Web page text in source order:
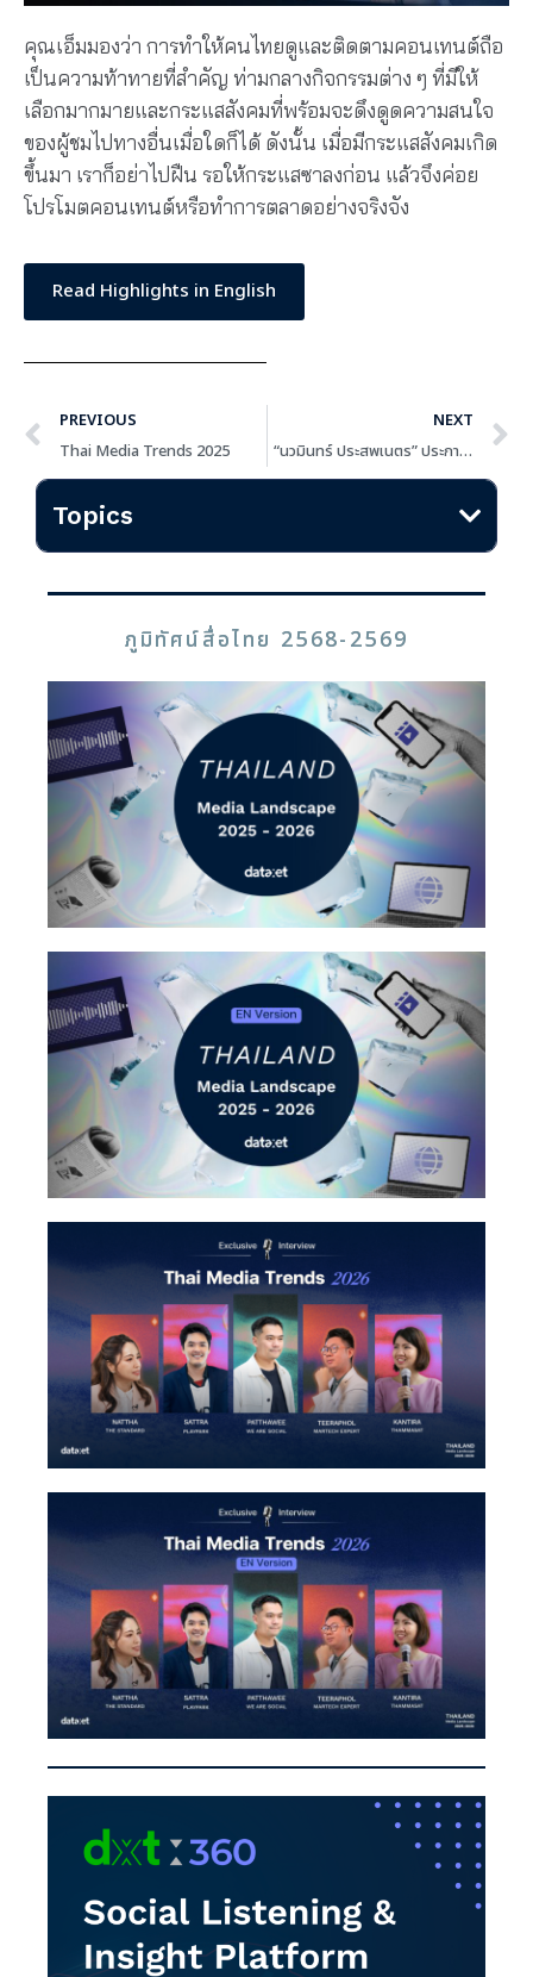
คุณเอ็มมองว่า การทำให้คนไทยดูและติดตามคอนเทนต์ถือ
เป็นความท้าทายที่สำคัญ ท่ามกลางกิจกรรมต่าง ๆ ที่มีให้
เลือกมากมายและกระแสสังคมที่พร้อมจะดึงดูดความสนใจ
ของผู้ชมไปทางอื่นเมื่อใดก็ได้ ดังนั้น เมื่อมีกระแสสังคมเกิด
ขึ้นมา เราก็อย่าไปฝืน รอให้กระแสซาลงก่อน แล้วจึงค่อย
โปรโมตคอนเทนต์หรือทำการตลาดอย่างจริงจัง
Read Highlights in English
PREVIOUS
Thai Media Trends 2025
NEXT
“นวมินทร์ ประสพเนตร” ประกาศลุยสตรีมมิ่ง MONOMAX เต็มสูบ รับมือทีวีดิจิทัลขาลง พุ่งเป้าผลิตคอนเทนต์คุณภาพ
Topics
ภูมิทัศน์สื่อไทย 2568-2569